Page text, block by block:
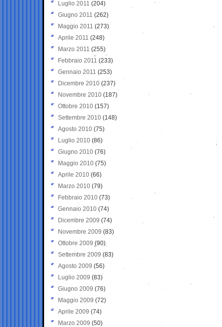
Luglio 2011 (204)
Giugno 2011 (262)
Maggio 2011 (273)
Aprile 2011 (248)
Marzo 2011 (255)
Febbraio 2011 (233)
Gennaio 2011 (253)
Dicembre 2010 (237)
Novembre 2010 (187)
Ottobre 2010 (157)
Settembre 2010 (148)
Agosto 2010 (75)
Luglio 2010 (86)
Giugno 2010 (76)
Maggio 2010 (75)
Aprile 2010 (66)
Marzo 2010 (79)
Febbraio 2010 (73)
Gennaio 2010 (74)
Dicembre 2009 (74)
Novembre 2009 (83)
Ottobre 2009 (90)
Settembre 2009 (83)
Agosto 2009 (56)
Luglio 2009 (83)
Giugno 2009 (76)
Maggio 2009 (72)
Aprile 2009 (74)
Marzo 2009 (50)